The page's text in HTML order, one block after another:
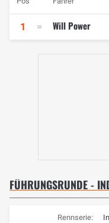
1 Will Power
FÜHRUNGSRUNDE -
Rennserie: